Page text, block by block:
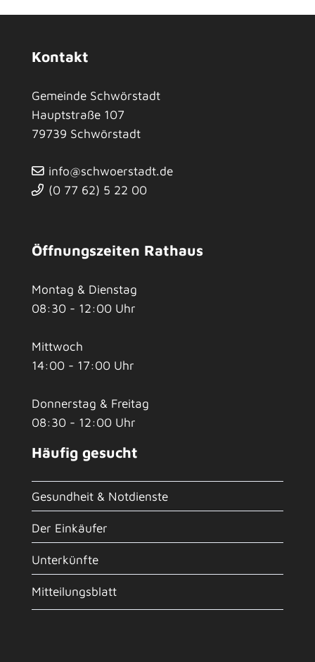
Kontakt
Gemeinde Schwörstadt
Hauptstraße 107
79739 Schwörstadt
info@schwoerstadt.de
(0 77 62) 5 22 00
Öffnungszeiten Rathaus
Montag & Dienstag
08:30 - 12:00 Uhr
Mittwoch
14:00 - 17:00 Uhr
Donnerstag & Freitag
08:30 - 12:00 Uhr
Häufig gesucht
Gesundheit & Notdienste
Der Einkäufer
Unterkünfte
Mitteilungsblatt